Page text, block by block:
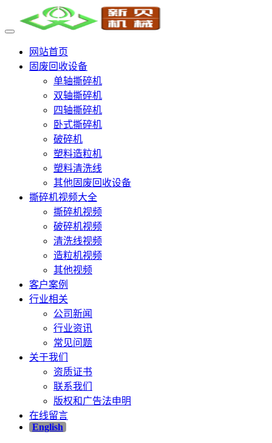
网站首页
固废回收设备
单轴撕碎机
双轴撕碎机
四轴撕碎机
卧式撕碎机
破碎机
塑料造粒机
塑料清洗线
其他固废回收设备
撕碎机视频大全
撕碎机视频
破碎机视频
清洗线视频
造粒机视频
其他视频
客户案例
行业相关
公司新闻
行业资讯
常见问题
关于我们
资质证书
联系我们
版权和广告法申明
在线留言
English